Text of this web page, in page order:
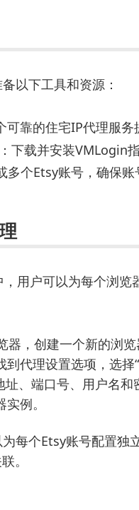
以下工具和资源：
可靠的住宅IP代理服
：下载并安装VMLogin
多个Etsy账号，确保账
用户可以为每个浏览
，创建一个新的浏览
代理设置选项，选择“
、端口号、用户名和
例。
每个Etsy账号配置独
。